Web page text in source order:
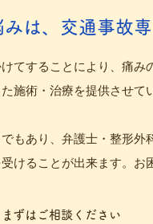
は、交通事故
てすることにより、痛
施術・治療を提供させて
もあり、弁護士・整形
けることが出来ます。お
ずはご相談ください